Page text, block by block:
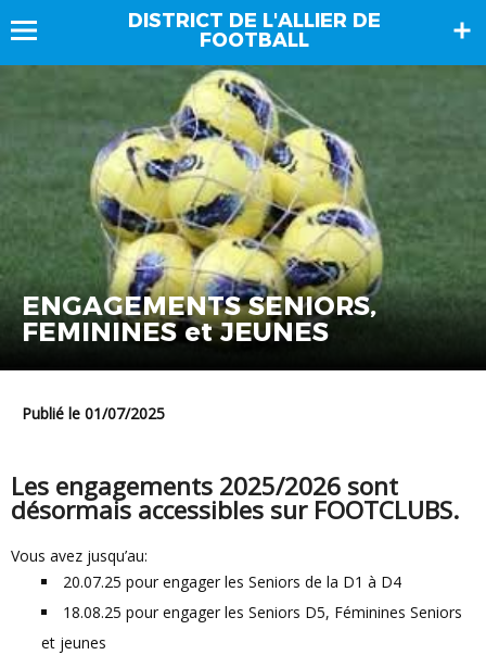
DISTRICT DE L'ALLIER DE
FOOTBALL
ENGAGEMENTS SENIORS,
FEMININES et JEUNES
Publié le 01/07/2025
Les engagements 2025/2026 sont
désormais accessibles sur FOOTCLUBS.
Vous avez jusqu’au:
20.07.25 pour engager les Seniors de la D1 à D4
18.08.25 pour engager les Seniors D5, Féminines Seniors
et jeunes